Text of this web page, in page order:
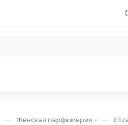
— Женская парфюмерия —